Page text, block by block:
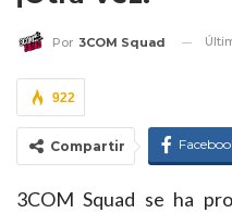
Por 3COM Squad
922
Compartir
3COM Squad se ha